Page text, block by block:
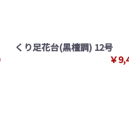
くり足花台(黒檀調) 12号
￥